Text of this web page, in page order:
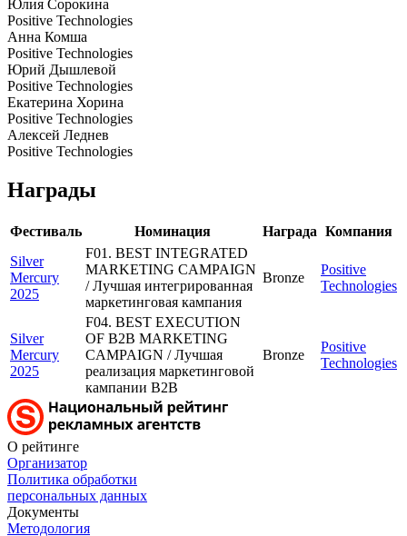
Юлия Сорокина
Positive Technologies
Анна Комша
Positive Technologies
Юрий Дышлевой
Positive Technologies
Екатерина Хорина
Positive Technologies
Алексей Леднев
Positive Technologies
Награды
Фестиваль Номинация Награда Компания
Silver
Mercury
2025
F01. BEST INTEGRATED
MARKETING CAMPAIGN
/ Лучшая интегрированная
маркетинговая кампания
Bronze
Positive
Technologies
Silver
Mercury
2025
F04. BEST EXECUTION
OF B2B MARKETING
CAMPAIGN / Лучшая
реализация маркетинговой
кампании B2B
Bronze
Positive
Technologies
О рейтинге
Организатор
Политика обработки
персональных данных
Документы
Методология